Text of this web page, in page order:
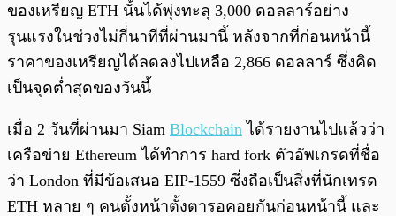
ของเหรียญ ETH นั้นได้พุ่งทะลุ 3,000 ดอลลาร์อย่าง
รุนแรงในช่วงไม่กี่นาทีที่ผ่านมานี้ หลังจากที่ก่อนหน้านี้
ราคาของเหรียญได้ลดลงไปเหลือ 2,866 ดอลลาร์ ซึ่งคิด
เป็นจุดต่ำสุดของวันนี้
เมื่อ 2 วันที่ผ่านมา Siam Blockchain ได้รายงานไปแล้วว่า
เครือข่าย Ethereum ได้ทำการ hard fork ตัวอัพเกรดที่ชื่อ
ว่า London ที่มีข้อเสนอ EIP-1559 ซึ่งถือเป็นสิ่งที่นักเทรด
ETH หลาย ๆ คนตั้งหน้าตั้งตารอคอยกันก่อนหน้านี้ และ